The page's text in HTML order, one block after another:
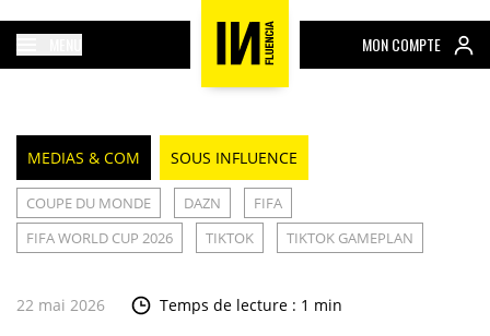
MON COMPTE
MEDIAS & COM SOUS INFLUENCE
COUPE DU MONDE DAZN
FIFA
FIFA WORLD CUP 2026
TIKTOK TIKTOK GAMEPLAN
22 mai 2026 Temps de lecture : 1 min